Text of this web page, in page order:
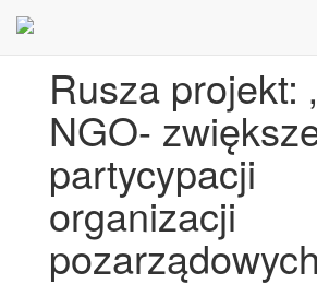
Rusza projekt:
NGO-
partycypacji
organizacji
pozarządowych